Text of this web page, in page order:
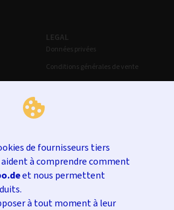
de fournisseurs tiers
à comprendre comment
et nous permettent
à tout moment à leur
LEGAL
Données privées
Conditions générales de vente
Droit de rétractation